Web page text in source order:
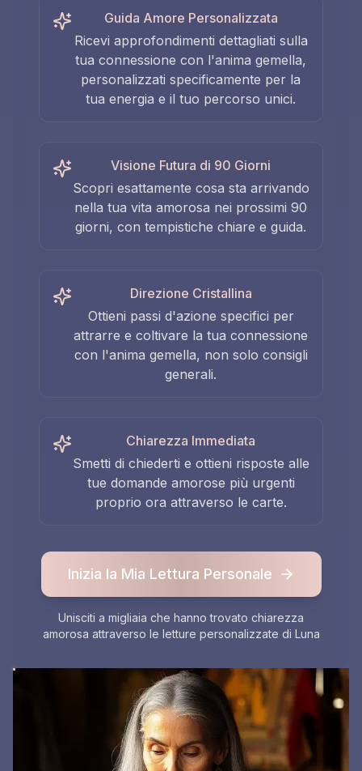
Guida Amore Personalizzata
Ricevi approfondimenti dettagliati sulla
tua connessione con l'anima gemella,
personalizzati specificamente per la
tua energia e il tuo percorso unici.
Visione Futura di 90 Giorni
Scopri esattamente cosa sta arrivando
nella tua vita amorosa nei prossimi 90
giorni, con tempistiche chiare e guida.
Direzione Cristallina
Ottieni passi d'azione specifici per
attrarre e coltivare la tua connessione
con l'anima gemella, non solo consigli
generali.
Chiarezza Immediata
Smetti di chiederti e ottieni risposte alle
tue domande amorose più urgenti
proprio ora attraverso le carte.
Inizia la Mia Lettura Personale
Unisciti a migliaia che hanno trovato chiarezza
amorosa attraverso le letture personalizzate di Luna